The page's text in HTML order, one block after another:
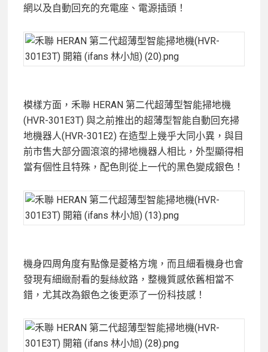
網以及自動回充的充電座、電源插頭！
模樣方面，禾聯 HERAN 第二代超薄型智能掃地機
(HVR-301E3T) 與之前推出的超薄型智能自動回充掃
地機器人(HVR-301E2) 在造型上幾乎大同小異，與目
前市售大部分圓滾滾的掃地機器人相比，外型顯得相
當有個性且特殊，配色則從上一代的黑色變成銀色！
機身四周角度有點像是菱格方塊，而且細看機身也會
發現有細緻耐看的髮絲紋路，整機質感依舊相當不
錯，尤其改為銀色之後更添了一份科技感！